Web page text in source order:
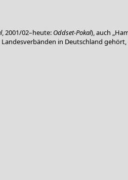
, 2001/02–heute: Oddset-Pokal), auch
in Deutschland